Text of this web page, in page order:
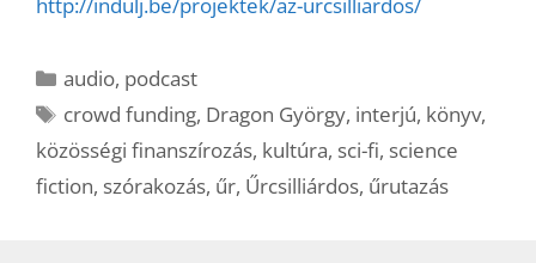
http://indulj.be/projektek/az-urcsilliardos/
Kategória
audio, podcast
Címkék
crowd funding, Dragon György, interjú, könyv,
közösségi finanszírozás, kultúra, sci-fi, science
fiction, szórakozás, űr, Űrcsilliárdos, űrutazás